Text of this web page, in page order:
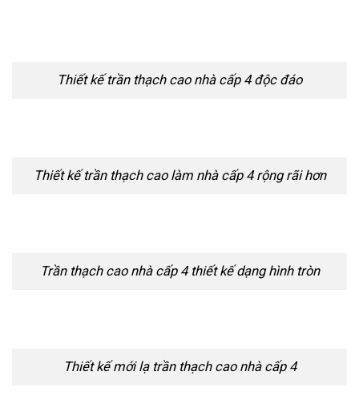
Thiết kế trần thạch cao nhà cấp 4 độc đáo
Thiết kế trần thạch cao làm nhà cấp 4 rộng rãi hơn
Trần thạch cao nhà cấp 4 thiết kế dạng hình tròn
Thiết kế mới lạ trần thạch cao nhà cấp 4